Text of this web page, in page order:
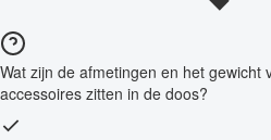
Wat zijn de afmetingen en het gewicht
accessoires zitten in de doos?